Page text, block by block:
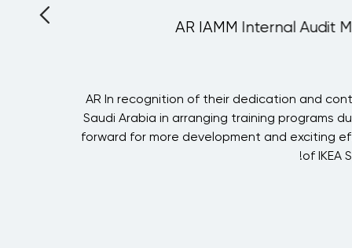
AR IAMM Internal Audit
AR In recognition of their dedication and
Saudi Arabia in arranging training programs
forward for more development and exciting
of IKEA